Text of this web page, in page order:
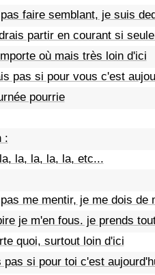
faire semblant, je suis
partir en courant si
où mais très loin d'ici
pas si pour vous c'est
pourrie
:
la, la, la, la, etc...
me mentir, je me dois de
je m'en fous. je prends
quoi, surtout loin d'ici
pas si pour toi c'est